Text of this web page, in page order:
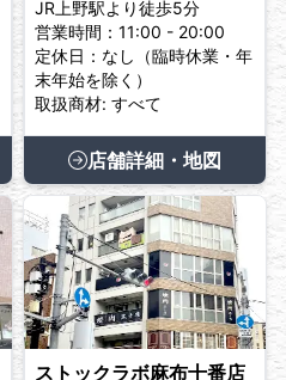
JR上野駅より徒歩5分
営業時間：11:00 - 20:00
定休日：なし（臨時休業・年
末年始を除く）
取扱商材: すべて
店舗詳細・地図
ストックラボ麻布十番店